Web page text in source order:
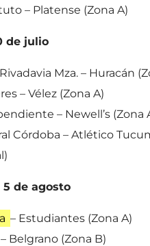
– Platense (Zona A)
de julio
Mza. – Huracán
– Vélez (Zona A)
– Newell’s (Zona
Córdoba – Atlético
5 de agosto
– Estudiantes (Zona A)
– Belgrano (Zona B)